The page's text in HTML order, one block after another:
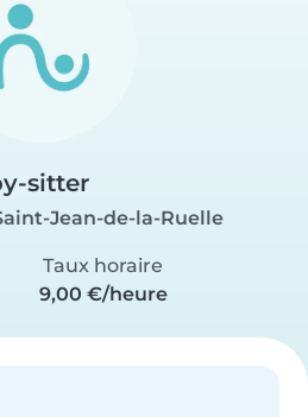
sitter
Jean-de-la-Ruelle
Taux horaire
9,00 €/heure